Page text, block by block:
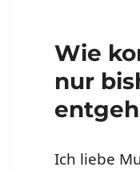
Wie
nur
Ich liebe